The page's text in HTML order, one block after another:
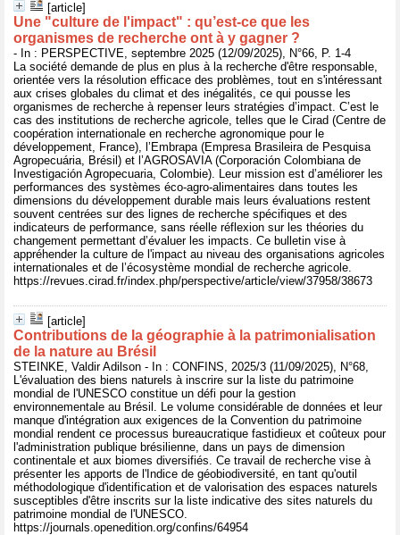
[article]
Une "culture de l'impact" : qu’est-ce que les
organismes de recherche ont à y gagner ?
- In : PERSPECTIVE, septembre 2025 (12/09/2025), N°66, P. 1-4
La société demande de plus en plus à la recherche d'être responsable,
orientée vers la résolution efficace des problèmes, tout en s'intéressant
aux crises globales du climat et des inégalités, ce qui pousse les
organismes de recherche à repenser leurs stratégies d’impact. C’est le
cas des institutions de recherche agricole, telles que le Cirad (Centre de
coopération internationale en recherche agronomique pour le
développement, France), l’Embrapa (Empresa Brasileira de Pesquisa
Agropecuária, Brésil) et l’AGROSAVIA (Corporación Colombiana de
Investigación Agropecuaria, Colombie). Leur mission est d’améliorer les
performances des systèmes éco-agro-alimentaires dans toutes les
dimensions du développement durable mais leurs évaluations restent
souvent centrées sur des lignes de recherche spécifiques et des
indicateurs de performance, sans réelle réflexion sur les théories du
changement permettant d’évaluer les impacts. Ce bulletin vise à
appréhender la culture de l'impact au niveau des organisations agricoles
internationales et de l’écosystème mondial de recherche agricole.
https://revues.cirad.fr/index.php/perspective/article/view/37958/38673
[article]
Contributions de la géographie à la patrimonialisation
de la nature au Brésil
STEINKE, Valdir Adilson - In : CONFINS, 2025/3 (11/09/2025), N°68,
L'évaluation des biens naturels à inscrire sur la liste du patrimoine
mondial de l'UNESCO constitue un défi pour la gestion
environnementale au Brésil. Le volume considérable de données et leur
manque d'intégration aux exigences de la Convention du patrimoine
mondial rendent ce processus bureaucratique fastidieux et coûteux pour
l'administration publique brésilienne, dans un pays de dimension
continentale et aux biomes diversifiés. Ce travail de recherche vise à
présenter les apports de l'Indice de géobiodiversité, en tant qu'outil
méthodologique d'identification et de valorisation des espaces naturels
susceptibles d'être inscrits sur la liste indicative des sites naturels du
patrimoine mondial de l'UNESCO.
https://journals.openedition.org/confins/64954